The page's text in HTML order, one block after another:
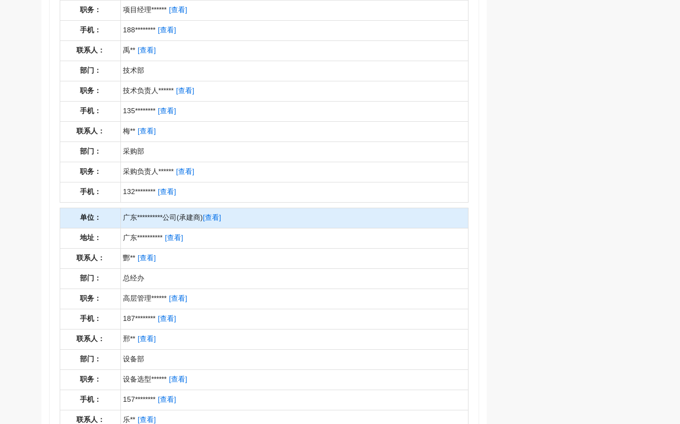
职务： 项目经理****** [查看]
手机： 188******** [查看]
联系人： 禹** [查看]
部门： 技术部
职务： 技术负责人****** [查看]
手机： 135******** [查看]
联系人： 梅** [查看]
部门： 采购部
职务： 采购负责人****** [查看]
手机： 132******** [查看]
单位： 广东**********公司(承建商)[查看]
地址： 广东********** [查看]
联系人： 酆** [查看]
部门： 总经办
职务： 高层管理****** [查看]
手机： 187******** [查看]
联系人： 邢** [查看]
部门： 设备部
职务： 设备选型****** [查看]
手机： 157******** [查看]
联系人： 乐** [查看]